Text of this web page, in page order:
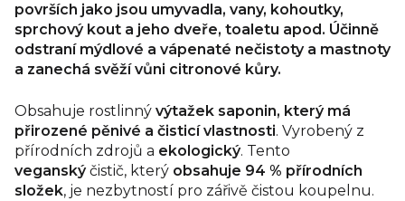
površích jako jsou umyvadla, vany, kohoutky,
sprchový kout a jeho dveře, toaletu apod. Účinně
odstraní mýdlové a vápenaté nečistoty a mastnoty
a zanechá svěží vůni citronové kůry.
Obsahuje rostlinný výtažek saponin, který má
přirozené pěnivé a čisticí vlastnosti. Vyrobený z
přírodních zdrojů a ekologický. Tento
veganskýčistič, který obsahuje 94 % přírodních
složek, je nezbytností pro zářivě čistou koupelnu.